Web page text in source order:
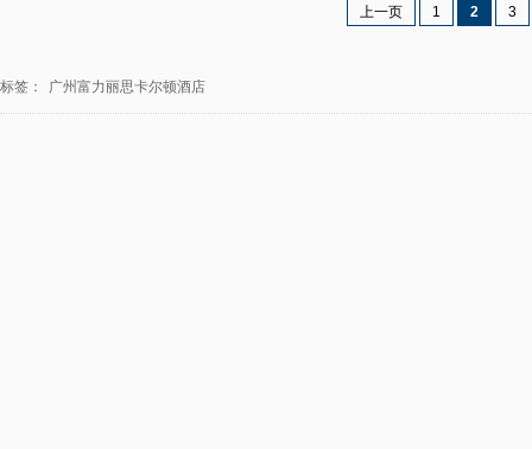
上一页 1 2 3
标签： 广州富力丽思卡尔顿酒店